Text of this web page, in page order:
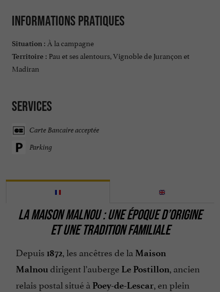
Informations pratiques
Situation : À la campagne
Territoire : Pau et ses alentours, Vignoble de Jurançon et
Madiran
Services
Carte Bancaire acceptée
Parking
LA MAISON MALNOU : UNE ÉPOQUE D’ORIGINE
ET UNE TRADITION FAMILIALE
Depuis 1872, les ancêtres de la Maison
Malnoudirigent l’auberge Le Postillon, ancien
relais postal situé à Poey-de-Lescar, en plein